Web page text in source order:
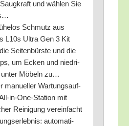
und wäh­len Sie
Schmutz aus
L10s Ultra Gen 3 Kit
Sei­ten­bürs­te und die
um Ecken und nied­ri­
Möbeln zu…
manu­el­ler War­tungs­auf­
in-One-Sta­ti­on mit
Rei­ni­gung ver­ein­facht
auto­ma­ti­